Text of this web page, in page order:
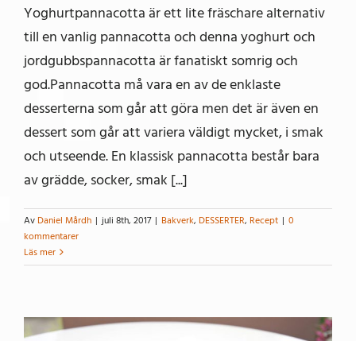
Yoghurtpannacotta är ett lite fräschare alternativ
till en vanlig pannacotta och denna yoghurt och
jordgubbspannacotta är fanatiskt somrig och
god.Pannacotta må vara en av de enklaste
desserterna som går att göra men det är även en
dessert som går att variera väldigt mycket, i smak
och utseende. En klassisk pannacotta består bara
av grädde, socker, smak [...]
Av Daniel Mårdh | juli 8th, 2017 | Bakverk, DESSERTER, Recept | 0
kommentarer
Läs mer